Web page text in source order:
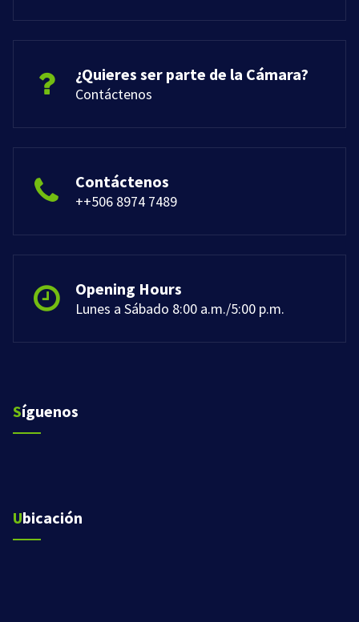
¿Quieres ser parte de la Cámara?
Contáctenos
Contáctenos
++506 8974 7489
Opening Hours
Lunes a Sábado 8:00 a.m./5:00 p.m.
Síguenos
Ubicación